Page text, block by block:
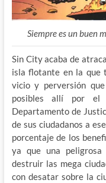
Siempre es un buen
Sin City acaba de
isla flotante en la que
vicio y perversión
posibles allí por el
Departamento de
de sus ciudadanos a
porcentaje de los
ya que una
destruir las mega
con desatar sobre la